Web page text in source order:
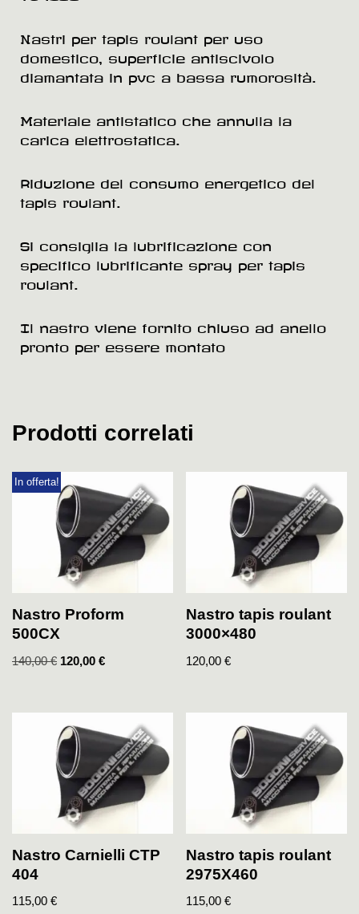
Nastri per tapis roulant per uso
domestico, superficie antiscivolo
diamantata in pvc a bassa rumorosità.
Materiale antistatico che annulla la
carica elettrostatica.
Riduzione del consumo energetico del
tapis roulant.
Si consiglia la lubrificazione con
specifico lubrificante spray per tapis
roulant.
Il nastro viene fornito chiuso ad anello
pronto per essere montato
Prodotti correlati
In offerta!
Nastro Proform
500CX
140,00€ 120,00 €
Nastro tapis roulant
3000×480
120,00€
Nastro Carnielli CTP
404
115,00 €
Nastro tapis roulant
2975X460
115,00€